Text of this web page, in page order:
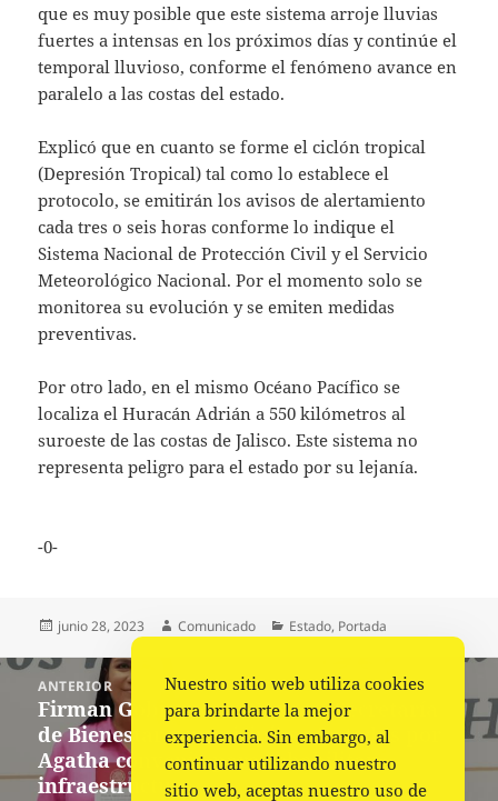
que es muy posible que este sistema arroje lluvias
fuertes a intensas en los próximos días y continúe el
temporal lluvioso, conforme el fenómeno avance en
paralelo a las costas del estado.
Explicó que en cuanto se forme el ciclón tropical
(Depresión Tropical) tal como lo establece el
protocolo, se emitirán los avisos de alertamiento
cada tres o seis horas conforme lo indique el
Sistema Nacional de Protección Civil y el Servicio
Meteorológico Nacional. Por el momento solo se
monitorea su evolución y se emiten medidas
preventivas.
Por otro lado, en el mismo Océano Pacífico se
localiza el Huracán Adrián a 550 kilómetros al
suroeste de las costas de Jalisco. Este sistema no
representa peligro para el estado por su lejanía.
-0-
Publicado
junio 28, 2023 Autor
Comunicado Categorías
Estado, Portada
Navegación
entradas
ANTERIOR
Entrada
anterior:
Firman Gobierno de Oaxaca, Secretaría
de Bienestar y municipios afectados por
Agatha convenio para rehabilitar
infraestructura
Nuestro sitio web utiliza cookies
para brindarte la mejor
experiencia. Sin embargo, al
continuar utilizando nuestro
sitio web, aceptas nuestro uso de